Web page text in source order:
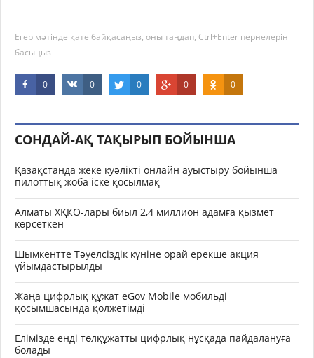
Егер мәтінде қате байқасаңыз, оны таңдап, Ctrl+Enter пернелерін
басыңыз
0 0 0 0 0
СОНДАЙ-АҚ ТАҚЫРЫП БОЙЫНША
Қазақстанда жеке куәлікті онлайн ауыстыру бойынша
пилоттық жоба іске қосылмақ
Алматы ХҚКО-лары биыл 2,4 миллион адамға қызмет
көрсеткен
Шымкентте Тәуелсіздік күніне орай ерекше акция
ұйымдастырылды
Жаңа цифрлық құжат eGov Mobile мобильді
қосымшасында қолжетімді
Елімізде енді төлқұжатты цифрлық нұсқада пайдалануға
болады